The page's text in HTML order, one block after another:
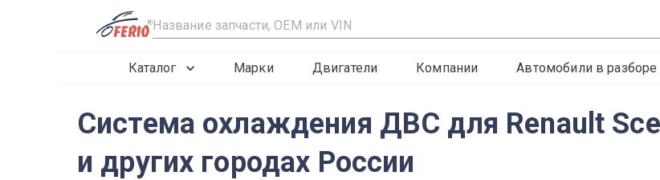
R
Каталог Марки Двигатели Компании Автомобили в разборе
Система охлаждения ДВС для Renault
и других городах России